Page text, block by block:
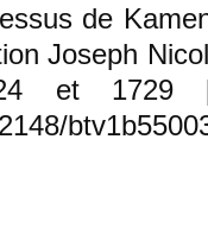
de
Joseph
et 1729